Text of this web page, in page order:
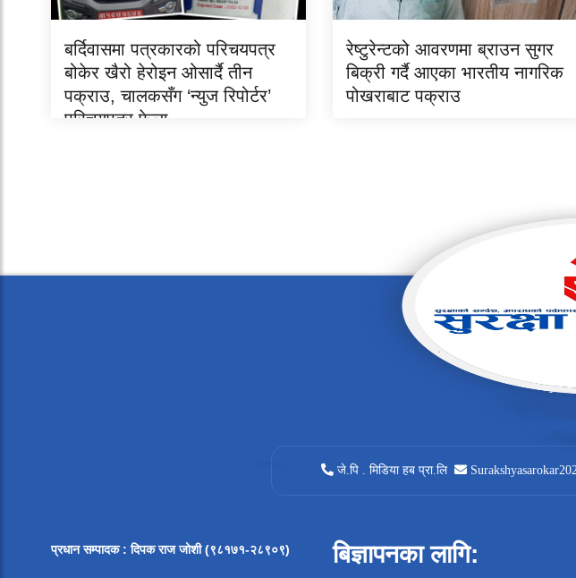
बर्दिवासमा पत्रकारको परिचयपत्र
बोकेर खैरो हेरोइन ओसार्दै तीन
पक्राउ, चालकसँग ‘न्युज रिपोर्टर’
परिचयपत्र फेला
रेष्टुरेन्टको आवरणमा ब्राउन सुगर
बिक्री गर्दै आएका भारतीय नागरिक
पोखराबाट पक्राउ
जे.पि . मिडिया हब प्रा.लि
प्रधान सम्पादक: दिपक राज जोशी (९८१७१-२८९०९) बिज्ञापनका लागि: